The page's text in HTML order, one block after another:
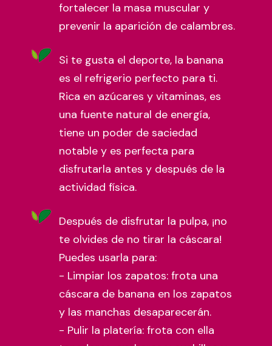
fortalecer la masa muscular y
prevenir la aparición de calambres.
Si te gusta el deporte, la banana
es el refrigerio perfecto para ti.
Rica en azúcares y vitaminas, es
una fuente natural de energía,
tiene un poder de saciedad
notable y es perfecta para
disfrutarla antes y después de la
actividad física.
Después de disfrutar la pulpa, ¡no
te olvides de no tirar la cáscara!
Puedes usarla para:
- Limpiar los zapatos: frota una
cáscara de banana en los zapatos
y las manchas desaparecerán.
- Pulir la platería: frota con ella